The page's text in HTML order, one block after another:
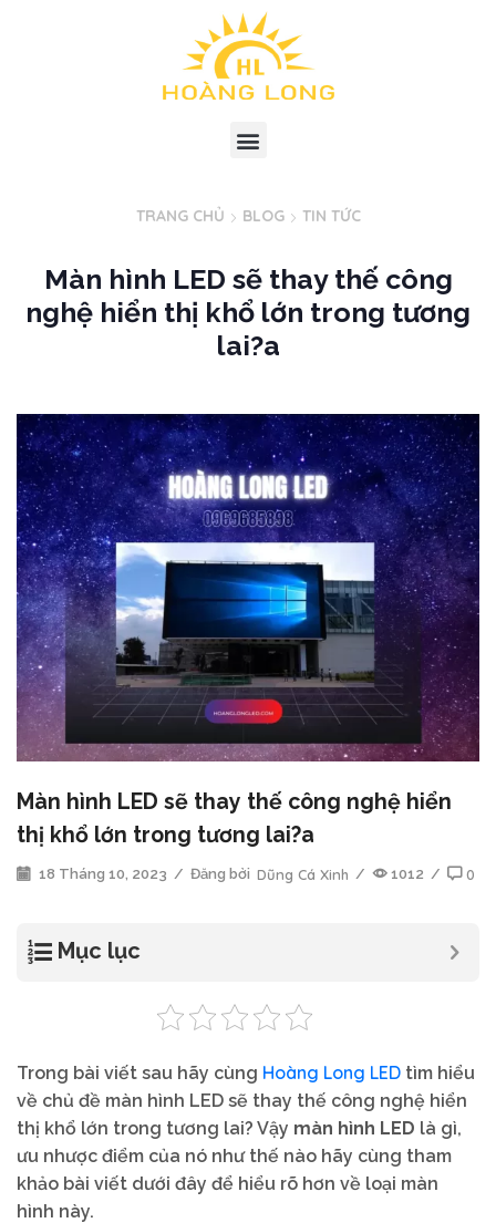
TRANG CHỦ BLOG TIN TỨC
Màn hình LED sẽ thay thế công
nghệ hiển thị khổ lớn trong tương
lai?a
Màn hình LED sẽ thay thế công nghệ hiển
thị khổ lớn trong tương lai?a
18 Tháng 10, 2023 / Đăng bởi Dũng Cá Xinh / 1012 / 0
Mục lục
Trong bài viết sau hãy cùng Hoàng Long LED tìm hiểu
về chủ đề màn hình LED sẽ thay thế công nghệ hiển
thị khổ lớn trong tương lai? Vậy màn hình LED là gì,
ưu nhược điểm của nó như thế nào hãy cùng tham
khảo bài viết dưới đây để hiểu rõ hơn về loại màn
hình này.